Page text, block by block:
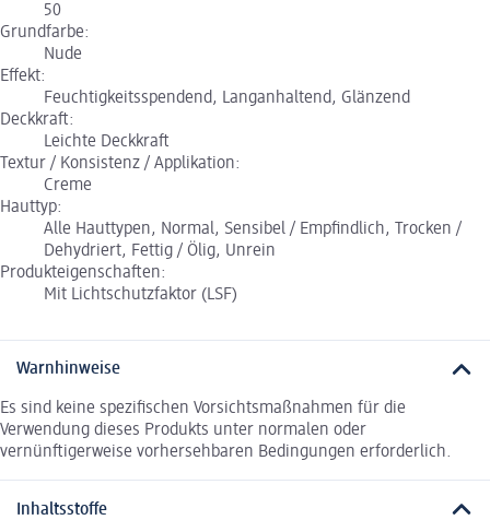
50
Grundfarbe:
Nude
Effekt:
Feuchtigkeitsspendend, Langanhaltend, Glänzend
Deckkraft:
Leichte Deckkraft
Textur / Konsistenz / Applikation:
Creme
Hauttyp:
Alle Hauttypen, Normal, Sensibel / Empfindlich, Trocken /
Dehydriert, Fettig / Ölig, Unrein
Produkteigenschaften:
Mit Lichtschutzfaktor (LSF)
Warnhinweise
Es sind keine spezifischen Vorsichtsmaßnahmen für die
Verwendung dieses Produkts unter normalen oder
vernünftigerweise vorhersehbaren Bedingungen erforderlich.
Inhaltsstoffe